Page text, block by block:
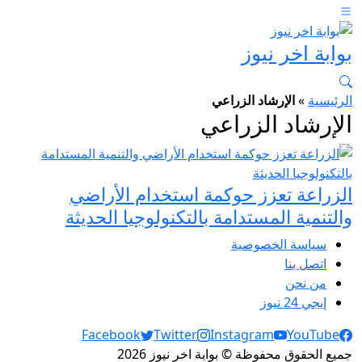
بوابة اخر نيوز
الرئيسية »الإرشاد الزراعي
الإرشاد الزراعي
الزراعة تعزز حوكمة استخدام الأراضي
والتنمية المستدامة بالتكنولوجيا الحديثة
سياسة الخصوصية
اتصل بنا
من نحن
إيجي 24 نيوز
Social Links
Facebook Twitter Instagram
YouTube
جميع الحقوق محفوظة © بوابة اخر نيوز 2026